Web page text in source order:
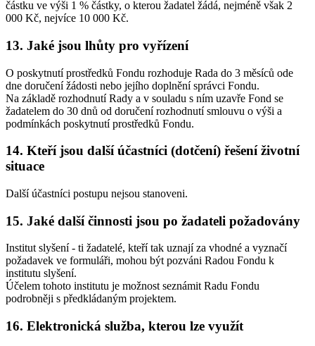
částku ve výši 1 % částky, o kterou žadatel žádá, nejméně však 2
000 Kč, nejvíce 10 000 Kč.
13. Jaké jsou lhůty pro vyřízení
O poskytnutí prostředků Fondu rozhoduje Rada do 3 měsíců ode
dne doručení žádosti nebo jejího doplnění správci Fondu.
Na základě rozhodnutí Rady a v souladu s ním uzavře Fond se
žadatelem do 30 dnů od doručení rozhodnutí smlouvu o výši a
podmínkách poskytnutí prostředků Fondu.
14. Kteří jsou další účastníci (dotčení) řešení životní
situace
Další účastníci postupu nejsou stanoveni.
15. Jaké další činnosti jsou po žadateli požadovány
Institut slyšení - ti žadatelé, kteří tak uznají za vhodné a vyznačí
požadavek ve formuláři, mohou být pozváni Radou Fondu k
institutu slyšení.
Účelem tohoto institutu je možnost seznámit Radu Fondu
podrobněji s předkládaným projektem.
16. Elektronická služba, kterou lze využít